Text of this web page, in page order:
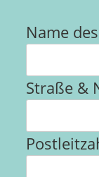
Name
Straße &